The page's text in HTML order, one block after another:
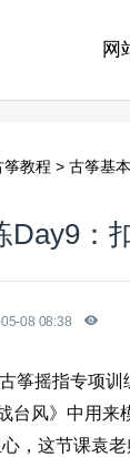
网
筝教程 > 古筝基
Day9：
08 08:38
古筝摇指专项
台风》中用来
，这节课袁